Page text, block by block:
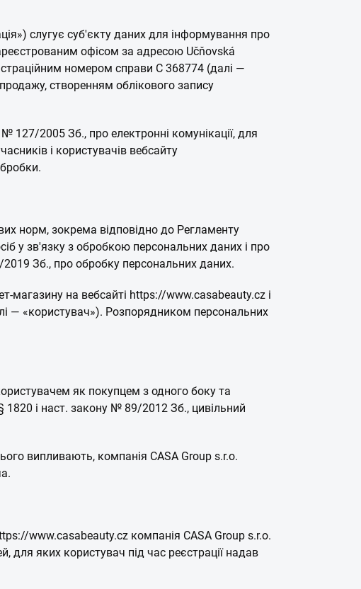
слугує суб'єкту даних для інформування про
офісом за адресою Učňovská
номером справи C 368774 (далі —
створенням облікового запису
127/2005 Зб., про електронні комунікації, для
і користувачів вебсайту
норм, зокрема відповідно до Регламенту
у зв'язку з обробкою персональних даних і про
Зб., про обробку персональних даних.
магазину на вебсайті https://www.casabeauty.cz і
— «користувач»). Розпорядником персональних
як покупцем з одного боку та
і наст. закону № 89/2012 Зб., цивільний
випливають, компанія CASA Group s.r.o.
www.casabeauty.cz компанія CASA Group s.r.o.
для яких користувач під час реєстрації надав